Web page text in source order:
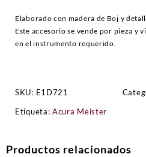
Elaborado con madera de Boj y
Este accesorio se vende por pieza y
en el instrumento requerido.
SKU: E1D721
Etiqueta:Acura Meister
Productos relacionados